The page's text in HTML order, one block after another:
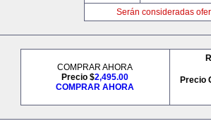
Serán consideradas
COMPRAR AHORA
Precio $2,495.00
COMPRAR AHORA
Precio